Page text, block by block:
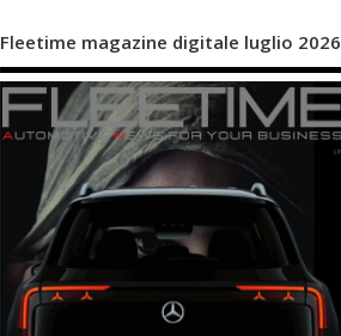
Fleetime magazine digitale luglio 2026